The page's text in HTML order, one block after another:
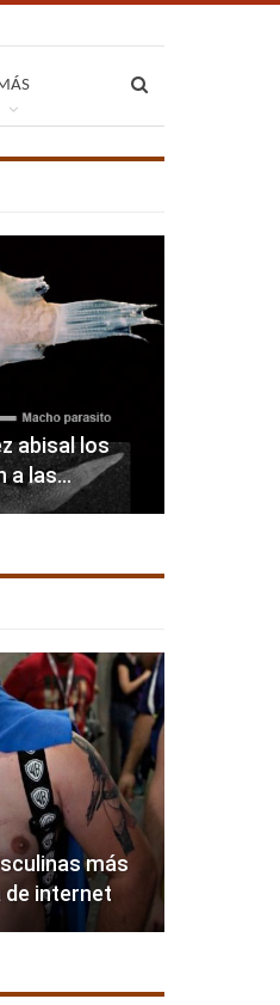
abisal los
a las…
más
de internet